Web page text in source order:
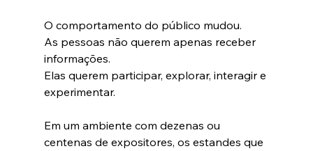
O comportamento do público mudou.
As pessoas não querem apenas receber
informações.
Elas querem participar, explorar, interagir e
experimentar.
Em um ambiente com dezenas ou
centenas de expositores, os estandes que